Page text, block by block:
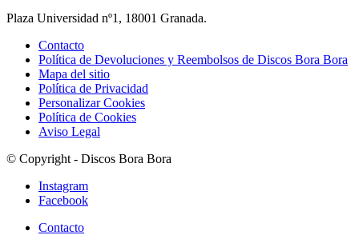
Plaza Universidad nº1, 18001 Granada.
Contacto
Política de Devoluciones y Reembolsos de Discos Bora Bora
Mapa del sitio
Política de Privacidad
Personalizar Cookies
Política de Cookies
Aviso Legal
© Copyright - Discos Bora Bora
Instagram
Facebook
Contacto